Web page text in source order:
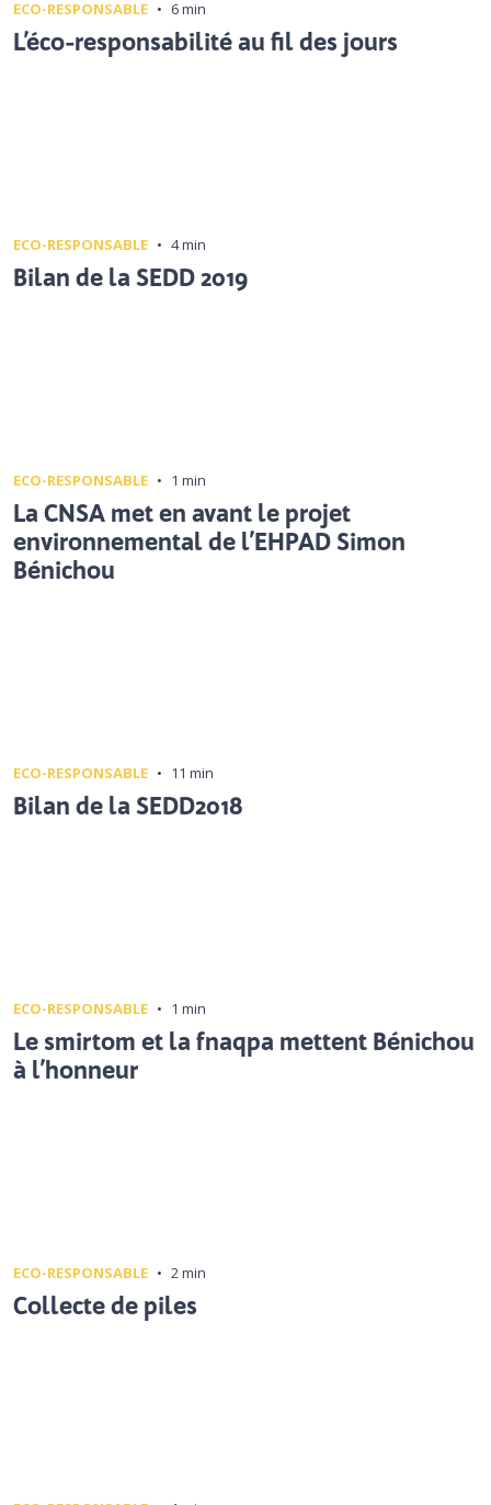
ECO-RESPONSABLE • 6 min
L’éco-responsabilité au fil des jours
ECO-RESPONSABLE • 4 min
Bilan de la SEDD 2019
ECO-RESPONSABLE • 1 min
La CNSA met en avant le projet
environnemental de l’EHPAD Simon
Bénichou
ECO-RESPONSABLE • 11 min
Bilan de la SEDD2018
ECO-RESPONSABLE • 1 min
Le smirtom et la fnaqpa mettent Bénichou
à l’honneur
ECO-RESPONSABLE • 2 min
Collecte de piles